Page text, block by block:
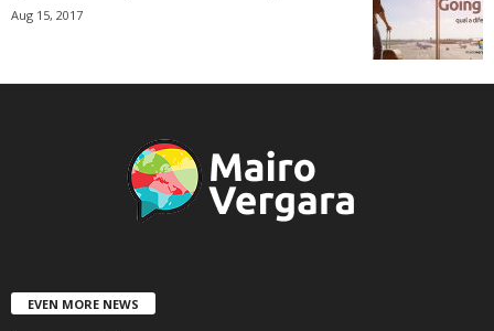
Aug 15, 2017
EVEN MORE NEWS